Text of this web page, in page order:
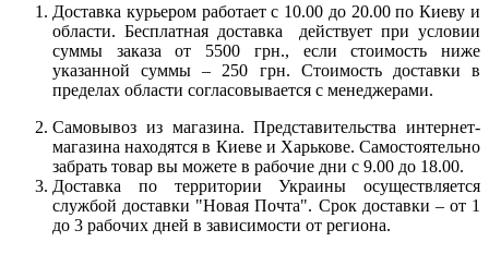
Доставка курьером работает с 10.00 до 20.00 по Киеву и
области. Бесплатная доставка действует при условии
суммы заказа от 5500 грн., если стоимость ниже
указанной суммы – 250 грн. Стоимость доставки в
пределах области согласовывается с менеджерами.
Самовывоз из магазина. Представительства интернет-
магазина находятся в Киеве и Харькове. Самостоятельно
забрать товар вы можете в рабочие дни с 9.00 до 18.00.
Доставка по территории Украины осуществляется
службой доставки "Новая Почта". Срок доставки – от 1
до 3 рабочих дней в зависимости от региона.